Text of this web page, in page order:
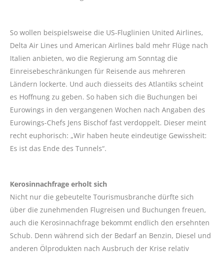
So wollen beispielsweise die US-Fluglinien United Airlines,
Delta Air Lines und American Airlines bald mehr Flüge nach
Italien anbieten, wo die Regierung am Sonntag die
Einreisebeschränkungen für Reisende aus mehreren
Ländern lockerte. Und auch diesseits des Atlantiks scheint
es Hoffnung zu geben. So haben sich die Buchungen bei
Eurowings in den vergangenen Wochen nach Angaben des
Eurowings-Chefs Jens Bischof fast verdoppelt. Dieser meint
recht euphorisch: „Wir haben heute eindeutige Gewissheit:
Es ist das Ende des Tunnels“.
Kerosinnachfrage erholt sich
Nicht nur die gebeutelte Tourismusbranche dürfte sich
über die zunehmenden Flugreisen und Buchungen freuen,
auch die Kerosinnachfrage bekommt endlich den ersehnten
Schub. Denn während sich der Bedarf an Benzin, Diesel und
anderen Ölprodukten nach Ausbruch der Krise relativ